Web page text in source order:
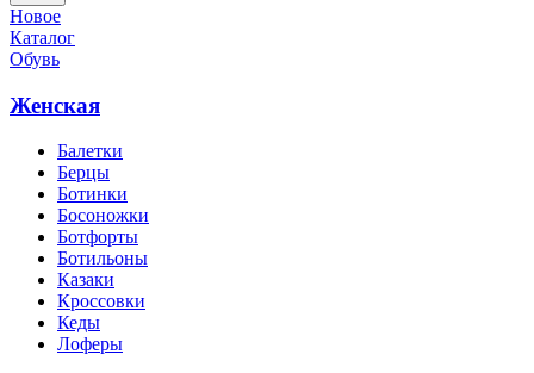
Новое
Каталог
Обувь
Женская
Балетки
Берцы
Ботинки
Босоножки
Ботфорты
Ботильоны
Казаки
Кроссовки
Кеды
Лоферы